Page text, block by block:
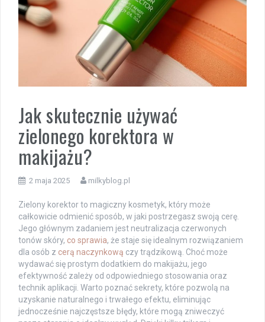
Jak skutecznie używać
zielonego korektora w
makijażu?
2 maja 2025 milkyblog.pl
Zielony korektor to magiczny kosmetyk, który może
całkowicie odmienić sposób, w jaki postrzegasz swoją cerę.
Jego głównym zadaniem jest neutralizacja czerwonych
tonów skóry, co sprawia, że staje się idealnym rozwiązaniem
dla osób z cerą naczynkową czy trądzikową. Choć może
wydawać się prostym dodatkiem do makijażu, jego
efektywność zależy od odpowiedniego stosowania oraz
technik aplikacji. Warto poznać sekrety, które pozwolą na
uzyskanie naturalnego i trwałego efektu, eliminując
jednocześnie najczęstsze błędy, które mogą zniweczyć